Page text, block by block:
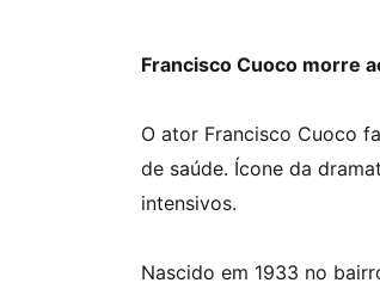
Francisco Cuoco morre
O ator Francisco Cuoco
de saúde. Ícone da
intensivos.
Nascido em 1933 no